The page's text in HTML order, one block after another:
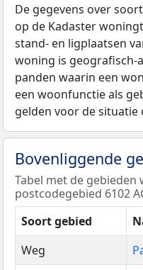
De gegevens over
op de Kadaster
stand- en ligplaatsen
woning is
panden waarin een
een woonfunctie als
gelden voor de situatie
Bovenliggende
Tabel met de
postcodegebied 6102
Soort gebied
Weg